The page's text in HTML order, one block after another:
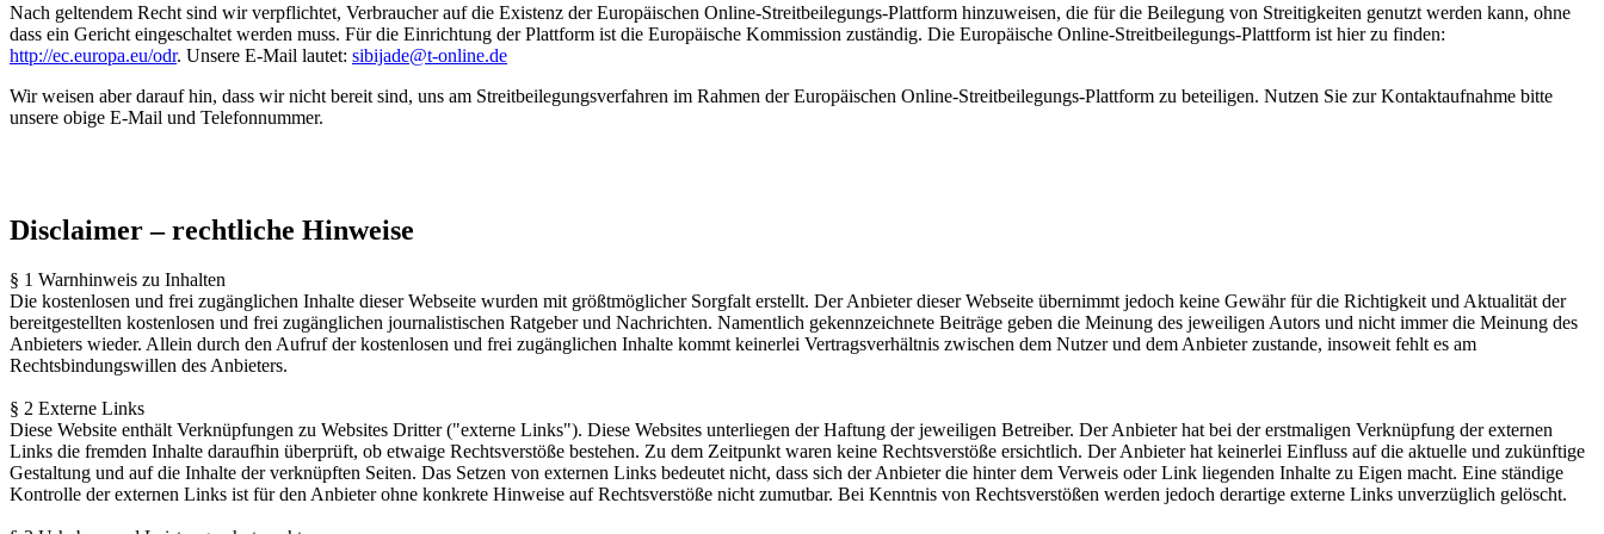
Nach geltendem Recht sind wir verpflichtet, Verbraucher auf die Existenz der Europäischen Online-Streitbeilegungs-Plattform hinzuweisen, die für die Beilegung von Streitigkeiten genutzt werden kann, ohne
dass ein Gericht eingeschaltet werden muss. Für die Einrichtung der Plattform ist die Europäische Kommission zuständig. Die Europäische Online-Streitbeilegungs-Plattform ist hier zu finden:
http://ec.europa.eu/odr. Unsere E-Mail lautet: sibijade@t-online.de
Wir weisen aber darauf hin, dass wir nicht bereit sind, uns am Streitbeilegungsverfahren im Rahmen der Europäischen Online-Streitbeilegungs-Plattform zu beteiligen. Nutzen Sie zur Kontaktaufnahme bitte
unsere obige E-Mail und Telefonnummer.
Disclaimer – rechtliche Hinweise
§ 1 Warnhinweis zu Inhalten
Die kostenlosen und frei zugänglichen Inhalte dieser Webseite wurden mit größtmöglicher Sorgfalt erstellt. Der Anbieter dieser Webseite übernimmt jedoch keine Gewähr für die Richtigkeit und Aktualität der
bereitgestellten kostenlosen und frei zugänglichen journalistischen Ratgeber und Nachrichten. Namentlich gekennzeichnete Beiträge geben die Meinung des jeweiligen Autors und nicht immer die Meinung des
Anbieters wieder. Allein durch den Aufruf der kostenlosen und frei zugänglichen Inhalte kommt keinerlei Vertragsverhältnis zwischen dem Nutzer und dem Anbieter zustande, insoweit fehlt es am
Rechtsbindungswillen des Anbieters.
§ 2 Externe Links
Diese Website enthält Verknüpfungen zu Websites Dritter ("externe Links"). Diese Websites unterliegen der Haftung der jeweiligen Betreiber. Der Anbieter hat bei der erstmaligen Verknüpfung der externen
Links die fremden Inhalte daraufhin überprüft, ob etwaige Rechtsverstöße bestehen. Zu dem Zeitpunkt waren keine Rechtsverstöße ersichtlich. Der Anbieter hat keinerlei Einfluss auf die aktuelle und zukünftige
Gestaltung und auf die Inhalte der verknüpften Seiten. Das Setzen von externen Links bedeutet nicht, dass sich der Anbieter die hinter dem Verweis oder Link liegenden Inhalte zu Eigen macht. Eine ständige
Kontrolle der externen Links ist für den Anbieter ohne konkrete Hinweise auf Rechtsverstöße nicht zumutbar. Bei Kenntnis von Rechtsverstößen werden jedoch derartige externe Links unverzüglich gelöscht.